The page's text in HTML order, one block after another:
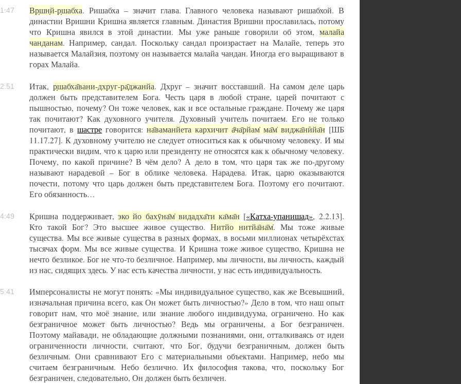
Вр̣шн̣й-р̣шабха. Ришабха – значит глава. Главного человека называют ришабхой. В
династии Вришни Кришна является главным. Династия Вришни прославилась, потому
что Кришна явился в этой династии. Мы уже раньше говорили об этом, малайа
чанданам. Например, сандал. Поскольку сандал произрастает на Малайе, теперь это
называется Малайзия, поэтому он называется малайа чандан. Иногда его выращивают в
горах Малайа.
Итак,р̣шабха̄вани-дхруг-ра̄джанйа. Дхруг – значит восставший. На самом деле царь
должен быть представителем Бога. Честь царя в любой стране, царей почитают с
пышностью, почему? Он тоже человек, как и все остальные граждане. Почему же царя
так почитают? Как духовного учителя. Духовный учитель почитаем. Его не только
почитают, вшастре говорится:на̄ваманйета кархичит а̄ча̄рйам̇ ма̄м̇ виджа̄нӣйа̄н [ШБ
11.17.27]. К духовному учителю не следует относиться как к обычному человеку. И мы
практически видим, что к царю или президенту не относятся как к обычному человеку.
Почему, по какой причине? В чём дело? А дело в том, что царя так же по-другому
называют нарадевой – Бог в облике человека. Нарадева. Итак, царю оказываются
почести, потому что царь должен быть представителем Бога. Поэтому его почитают.
Его обязанность…
Кришна поддерживает, эко йо бахӯна̄м̇ видадха̄ти ка̄ма̄н [«Катха-упанишад», 2.2.13].
Кто такой Бог? Это высшее живое существо.Нитйо нитйа̄на̄м̇. Мы тоже живые
существа. Мы все живые существа в разных формах, в восьми миллионах четырёхстах
тысячах форм. Мы все живые существа. И Кришна тоже живое существо, Кришна не
нечто безликое. Бог не что-то безличное. Например, мы личности, вы личность, каждый
из нас, сидящих здесь. У нас есть качества личности, у нас есть индивидуальность.
Имперсоналисты не могут понять: «Мы индивидуальное существо, как же Всевышний,
изначальная причина всего, как Он может быть личностью?» Дело в том, что наш опыт
говорит нам, что моё знание, или знание любого индивидуума, ограничено. Но как
безграничное может быть личностью? Ведь мы ограничены, а Бог безграничен.
Поэтому майавади, не обладающие должными познаниями, они, отталкиваясь от идеи
ограниченности личности, считают, что Бог, будучи безграничным, должен быть
безличным. Они сравнивают Его с материальными объектами. Например, небо мы
считаем безграничным. Небо безлично. Их философия такова, что, поскольку Бог
безграничен, следовательно, Он должен быть безличен.